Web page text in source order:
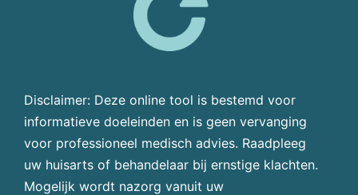
Disclaimer: Deze online tool is bestemd voor
informatieve doeleinden en is geen vervanging
voor professioneel medisch advies. Raadpleeg
uw huisarts of behandelaar bij ernstige klachten.
Mogelijk wordt nazorg vanuit uw